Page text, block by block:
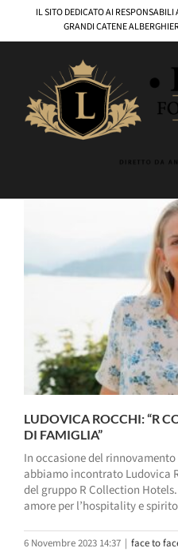
contenuto
IL SITO DEDICATO AI
GRANDI CATENE
LUDOVICA ROCCHI: “R
DI FAMIGLIA”
In occasione del
abbiamo incontrato Ludovica
del gruppo R Collection
amore per l’hospitality e
6 Novembre 2023 14:37 | face to